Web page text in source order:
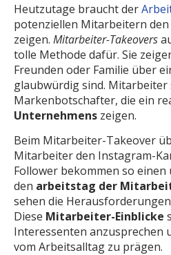
Heutzutage braucht der
potenziellen Mitarbeitern
zeigen. Mitarbeiter-Takeovers
tolle Methode dafür. Sie
Freunden oder Familie über
glaubwürdig sind. Mitarbeiter
Markenbotschafter, die ein
Unternehmens zeigen.
Beim Mitarbeiter-Takeover
Mitarbeiter den Instagram-
Follower bekommen so
den arbeitstag der
sehen die
Diese Mitarbeiter-Einblicke
Interessenten anzusprechen
vom Arbeitsalltag zu prägen.